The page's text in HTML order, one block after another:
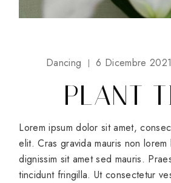
Dancing 6 Dicembre 2021
PLANT
Lorem ipsum dolor sit amet,
elit. Cras gravida mauris non lorem
dignissim sit amet sed mauris.
tincidunt fringilla. Ut consectetur